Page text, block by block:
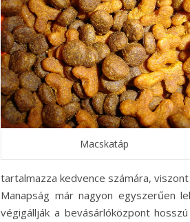
Macskatáp
tartalmazza kedvence számára,
Manapság már nagyon egyszerűen
végigállják a bevásárlóközpont